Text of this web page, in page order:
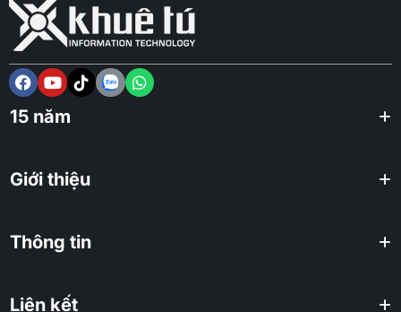
15 năm
Giới thiệu
Thông tin
Liên kết